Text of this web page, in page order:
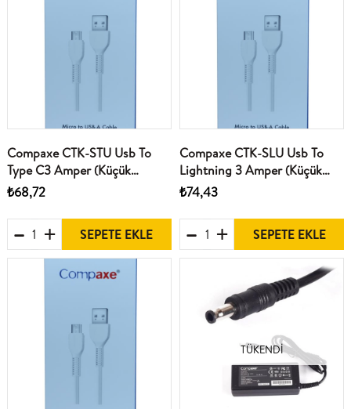
Compaxe CTK-STU Usb To
Type C3 Amper (Küçük
Kutulu) Kablo
₺68,72
SEPETE EKLE
Compaxe CTK-SLU Usb To
Lightning 3 Amper (Küçük
Kutulu) Kablo
₺74,43
SEPETE EKLE
TÜKENDI